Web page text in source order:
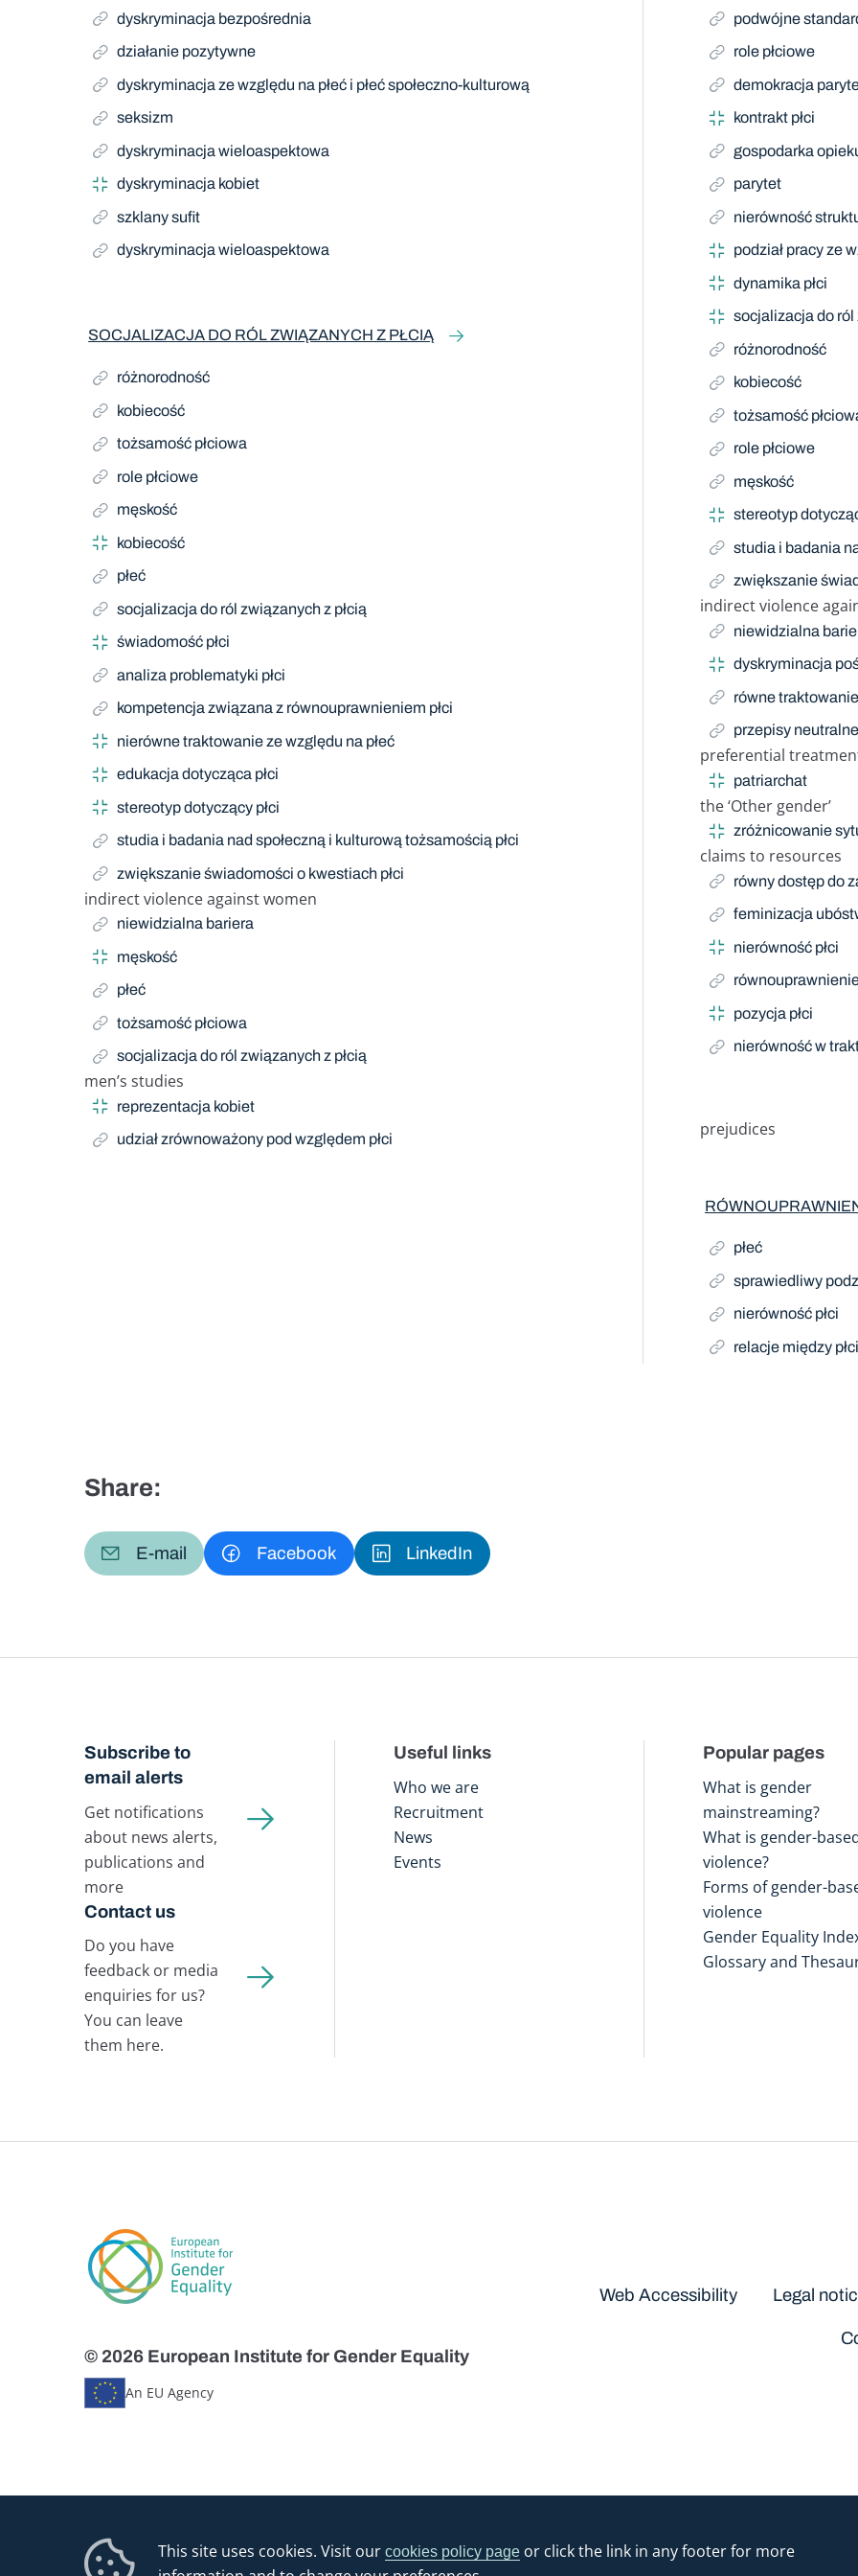
This site uses cookies. Visit ourcookies policy page or click the link in any footer for more
dyskryminacja bezpośrednia
działanie pozytywne
dyskryminacja ze względu na płeć i płeć społeczno-kulturową
seksizm
dyskryminacja wieloaspektowa
dyskryminacja kobiet
szklany sufit
dyskryminacja wieloaspektowa
SOCJALIZACJA DO RÓL ZWIĄZANYCH Z PŁCIĄ
różnorodność
kobiecość
tożsamość płciowa
role płciowe
męskość
kobiecość
płeć
socjalizacja do ról związanych z płcią
świadomość płci
analiza problematyki płci
kompetencja związana z równouprawnieniem płci
nierówne traktowanie ze względu na płeć
edukacja dotycząca płci
stereotyp dotyczący płci
studia i badania nad społeczną i kulturową tożsamością płci
zwiększanie świadomości o kwestiach płci
indirect violence against women
Related Term
niewidzialna bariera
męskość
płeć
tożsamość płciowa
socjalizacja do ról związanych z płcią
men’s studies
Related Term
reprezentacja kobiet
udział zrównoważony pod względem płci
podwójne
role płciowe
demokracja
kontrakt płci
gospodarka
parytet
nierówność
podział pracy ze
dynamika płci
socjalizacja do ról
różnorodność
kobiecość
tożsamość
role płciowe
męskość
stereotyp
studia i badania
zwiększanie
indirect violence
Related Term
niewidzialna
dyskryminacja
równe
przepisy
preferential
Related Term
patriarchat
the ‘Other gender’
Related Term
zróżnicowanie
claims to resources
Related Term
równy dostęp do
feminizacja
nierówność płci
równouprawnienie
pozycja płci
nierówność w
prejudices
płeć
sprawiedliwy
nierówność płci
relacje między
Share:
E-mail Facebook LinkedIn
Subscribe to
email alerts
Get notifications
about news alerts,
publications and
more
Contact us
Do you have
feedback or media
enquiries for us?
You can leave
them here.
Useful links
Who we are
Recruitment
News
Events
Popular pages
What is gender
mainstreaming?
What is gender-
violence?
Forms of gender-
violence
Gender Equality
Glossary and
© 2026 European Institute for Gender Equality
An EU Agency
Web Accessibility Legal